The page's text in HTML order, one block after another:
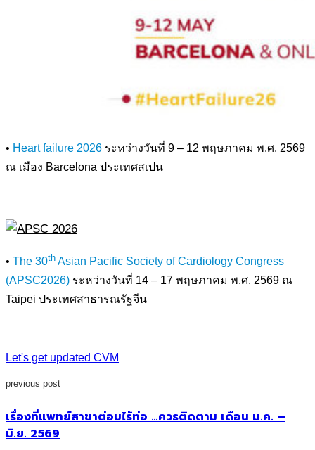
• Heart failure 2026 ระหว่างวันที่ 9 – 12 พฤษภาคม พ.ศ. 2569
ณ เมือง Barcelona ประเทศสเปน
• The 30th Asian Pacific Society of Cardiology Congress
(APSC2026) ระหว่างวันที่ 14 – 17 พฤษภาคม พ.ศ. 2569 ณ
Taipei ประเทศสาธารณรัฐจีน
Let's get updated CVM
previous post
เรื่องที่แพทย์สาขาต่อมไร้ท่อ …ควรติดตาม เดือน ม.ค. –
มิ.ย. 2569